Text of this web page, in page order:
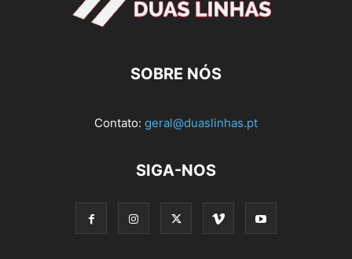
SOBRE NÓS
Contato: geral@duaslinhas.pt
SIGA-NOS